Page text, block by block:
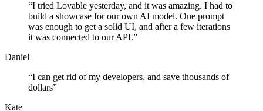
“I tried Lovable yesterday, and it was amazing. I had to
build a showcase for our own AI model. One prompt
was enough to get a solid UI, and after a few iterations
it was connected to our API.”
Daniel
“I can get rid of my developers, and save thousands of
dollars”
Kate